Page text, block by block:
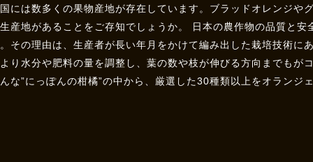
には数多くの果物産地が存在しています。ブラッドオレンジや
産地があることをご存知でしょうか。 日本の農作物の品質と安
その理由は、生産者が長い年月をかけて編み出した栽培技術に
り水分や肥料の量を調整し、葉の数や枝が伸びる方向までもが
な”にっぽんの柑橘”の中から、厳選した30種類以上をオランジ